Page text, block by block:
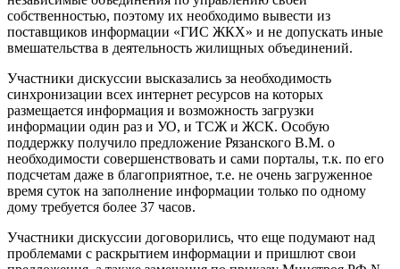
собственностью, поэтому их необходимо вывести из
поставщиков информации «ГИС ЖКХ» и не допускать иные
вмешательства в деятельность жилищных объединений.
Участники дискуссии высказались за необходимость
синхронизации всех интернет ресурсов на которых
размещается информация и возможность загрузки
информации один раз и УО, и ТСЖ и ЖСК. Особую
поддержку получило предложение Рязанского В.М. о
необходимости совершенствовать и сами порталы, т.к. по его
подсчетам даже в благоприятное, т.е. не очень загруженное
время суток на заполнение информации только по одному
дому требуется более 37 часов.
Участники дискуссии договорились, что еще подумают над
проблемами с раскрытием информации и пришлют свои